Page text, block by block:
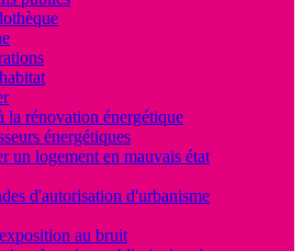
la rénovation énergétique
énergétiques
un logement en mauvais état
d'autorisation d'urbanisme
au bruit